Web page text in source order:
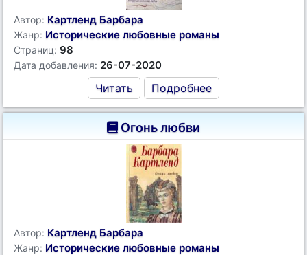
Автор: Картленд Барбара
Жанр: Исторические любовные романы
Страниц: 98
Дата добавления: 26-07-2020
Читать Подробнее
Огонь любви
Автор: Картленд Барбара
Жанр: Исторические любовные романы